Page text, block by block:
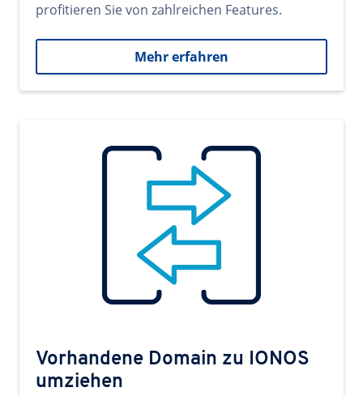
profitieren Sie von zahlreichen Features.
Mehr erfahren
Vorhandene Domain zu IONOS
umziehen